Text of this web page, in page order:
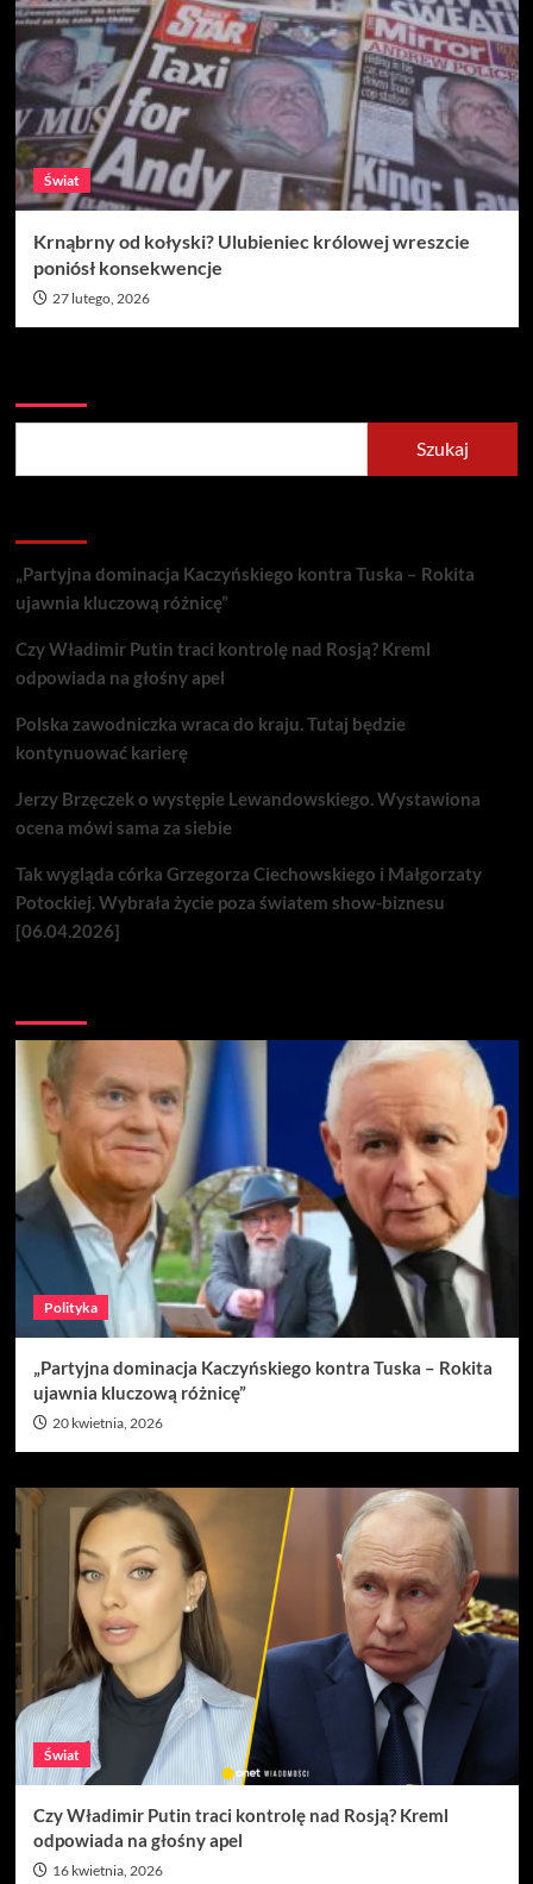
Świat
Krnąbrny od kołyski? Ulubieniec królowej wreszcie
poniósł konsekwencje
27 lutego, 2026
Szukaj
„Partyjna dominacja Kaczyńskiego kontra Tuska – Rokita
ujawnia kluczową różnicę”
Czy Władimir Putin traci kontrolę nad Rosją? Kreml
odpowiada na głośny apel
Polska zawodniczka wraca do kraju. Tutaj będzie
kontynuować karierę
Jerzy Brzęczek o występie Lewandowskiego. Wystawiona
ocena mówi sama za siebie
Tak wygląda córka Grzegorza Ciechowskiego i Małgorzaty
Potockiej. Wybrała życie poza światem show-biznesu
[06.04.2026]
Polityka
„Partyjna dominacja Kaczyńskiego kontra Tuska – Rokita
ujawnia kluczową różnicę”
20 kwietnia, 2026
Świat
Czy Władimir Putin traci kontrolę nad Rosją? Kreml
odpowiada na głośny apel
16 kwietnia, 2026